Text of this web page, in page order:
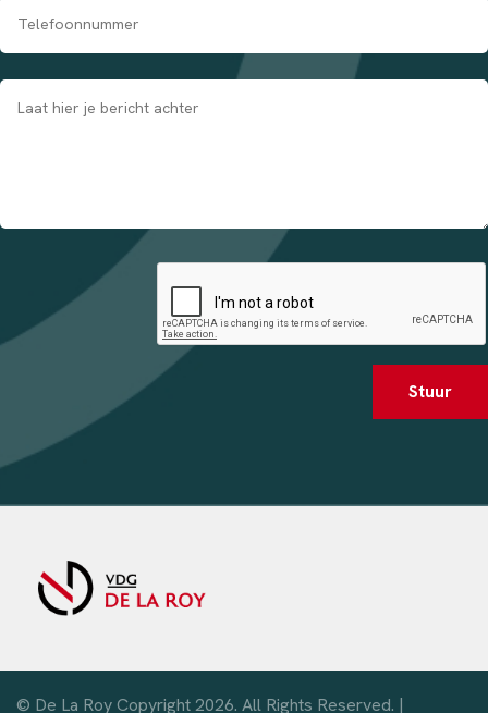
Stuur
© De La Roy Copyright 2026. All Rights Reserved. |